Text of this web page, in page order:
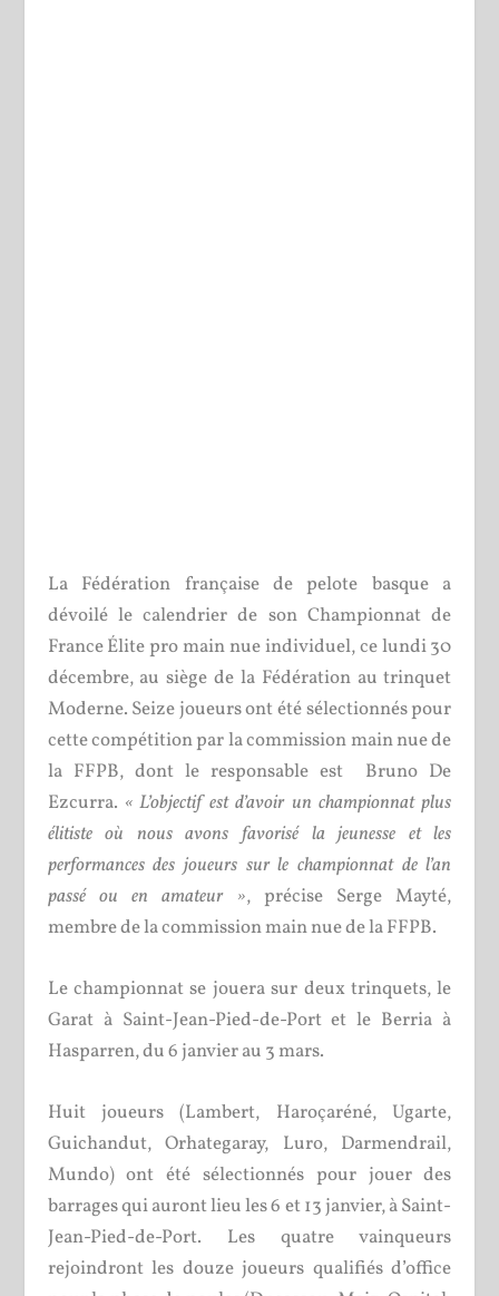
La Fédération française de pelote basque a
dévoilé le calendrier de son Championnat de
France Élite pro main nue individuel, ce lundi 30
décembre, au siège de la Fédération au trinquet
Moderne. Seize joueurs ont été sélectionnés pour
cette compétition par la commission main nue de
la FFPB, dont le responsable est Bruno De
Ezcurra. « L’objectif est d’avoir un championnat plus
élitiste où nous avons favorisé la jeunesse et les
performances des joueurs sur le championnat de l’an
passé ou en amateur », précise Serge Mayté,
membre de la commission main nue de la FFPB.
Le championnat se jouera sur deux trinquets, le
Garat à Saint-Jean-Pied-de-Port et le Berria à
Hasparren, du 6 janvier au 3 mars.
Huit joueurs (Lambert, Haroçaréné, Ugarte,
Guichandut, Orhategaray, Luro, Darmendrail,
Mundo) ont été sélectionnés pour jouer des
barrages qui auront lieu les 6 et 13 janvier, à Saint-
Jean-Pied-de-Port. Les quatre vainqueurs
rejoindront les douze joueurs qualifiés d’office